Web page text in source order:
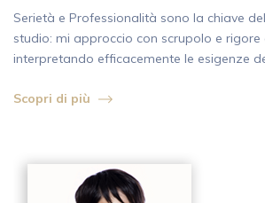
Serietà e Professionalità sono la chiave
studio: mi approccio con scrupolo e
interpretando efficacemente le esigenze
Scopri di più